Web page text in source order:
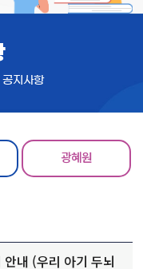
공지사항
광혜원
내 (우리 아기 두뇌